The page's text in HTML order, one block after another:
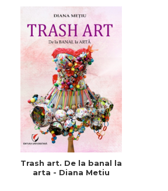
Trash art. De la banal la
arta - Diana Metiu